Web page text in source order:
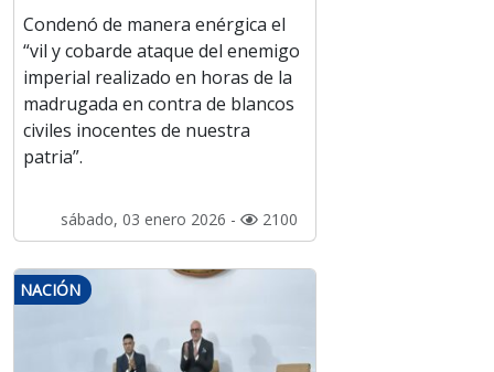
Condenó de manera enérgica el
“vil y cobarde ataque del enemigo
imperial realizado en horas de la
madrugada en contra de blancos
civiles inocentes de nuestra
patria”.
sábado, 03 enero 2026 - 2100
NACIÓN